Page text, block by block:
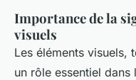
Importance de la
visuels
Les éléments visuels,
un rôle essentiel dans